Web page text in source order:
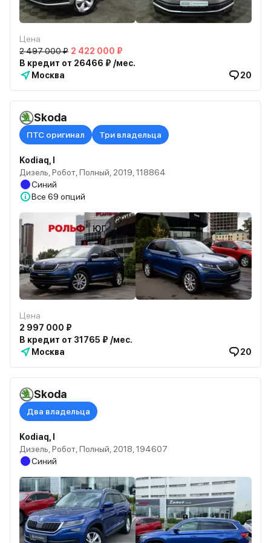
Цена
2 497 000 ₽ 2 422 000 ₽
В кредит от 26466 ₽ /мес.
Москва
20
Skoda
ПТС оригинал Три владельца
Kodiaq, I
Дизель, Робот, Полный, 2019, 118864
Синий
Все 69 опций
Цена
2 997 000 ₽
В кредит от 31765 ₽ /мес.
Москва
20
Skoda
Два владельца
Kodiaq, I
Дизель, Робот, Полный, 2018, 194607
Синий